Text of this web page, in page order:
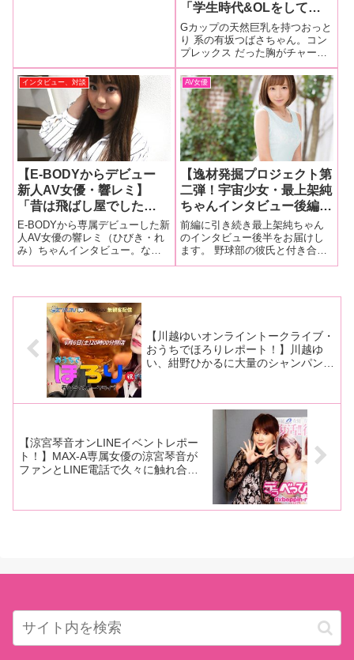
「学生時代&OLをしてい
た当時もこっそりAV出て
ました♡」〜アダルト業界
人物列伝〜中山美里の『お
もエロい人』
Gカップの天然巨乳を持つおっと
り 系の有坂つばさちゃん。コン
プレックス だった胸がチャーム
ポイントになると知り、 AVの仕
事が大好きになったそう！
インタビュー、対談
【E-BODYからデビュー
新人AV女優・響レミ】
「昔は飛ばし屋でした
（笑）車もマニュアルで」
「オナニーは枝豆みたいな
クッションでしてました。
ちょうどいいところに当た
前編
E-BODYから専属デビューした新
人AV女優の響レミ（ひびき・れ
み）ちゃんインタビュー。なん
とレミちゃん今回が初インタビ
ュー前のプライベートな話から
聞いちゃいます！車が好きで、
いわゆる
AV女優
【逸材発掘プロジェクト第
二弾！宇宙少女・最上架純
ちゃんインタビュー後編】
『麻倉憂さんに似てるって
言われたのがAVに興味を
もったきっかけなんです。
3Pとかコスプレとかもし
前編に引き続き最上架純ちゃん
のインタビュー後半をお届けし
ます。 野球部の彼氏と付き合っ
た架純ちゃんがいよいよ初体験
さらにデビュー作の感想も聞い
【川越ゆいオンライントークライブ・
おうちでほろりレポート！】川越ゆ
い、紺野ひかるに大量のシャンパンが
セージも独占公開！
【涼宮琴音オンLINEイベントレポー
ト！】MAX-A専属女優の涼宮琴音が
ファンとLINE電話で久々に触れ合い